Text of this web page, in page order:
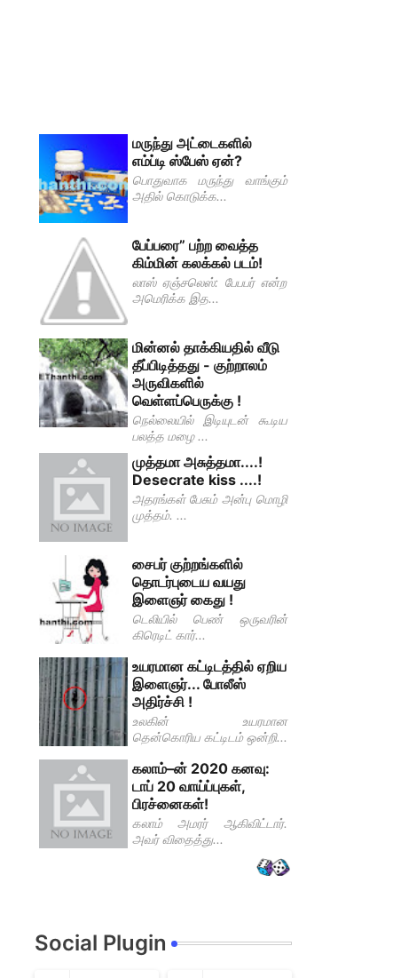
மருந்து அட்டைகளில்
எம்ப்டி ஸ்பேஸ் ஏன்?
பொதுவாக மருந்து வாங்கும்
அதில் கொடுக்க...
பேப்பரை” பற்ற வைத்த
கிம்மின் கலக்கல் படம்!
லாஸ் ஏஞ்சலெஸ்: பேபபர் என்ற
அமெரிக்க இத...
மின்னல் தாக்கியதில் வீடு
தீப்பிடித்தது - குற்றாலம்
அருவிகளில்
வெள்ளப்பெருக்கு !
நெல்லையில் இடியுடன் கூடிய
பலத்த மழை ...
முத்தமா அசுத்தமா....!
Desecrate kiss ....!
அதரங்கள் பேசும் அன்பு மொழி
முத்தம். ...
சைபர் குற்றங்களில்
தொடர்புடைய வயது
இளைஞர் கைது !
டெலியில் பெண் ஒருவரின்
கிரெடிட் கார்...
உயரமான கட்டிடத்தில் ஏறிய
இளைஞர்... போலீஸ்
அதிர்ச்சி !
உலகின் உயரமான
தென்கொரிய கட்டிடம் ஒன்றி...
கலாம்–ன் 2020 கனவு:
டாப் 20 வாய்ப்புகள்,
பிரச்னைகள்!
கலாம் அமரர் ஆகிவிட்டார்.
அவர் விதைத்து...
Social Plugin